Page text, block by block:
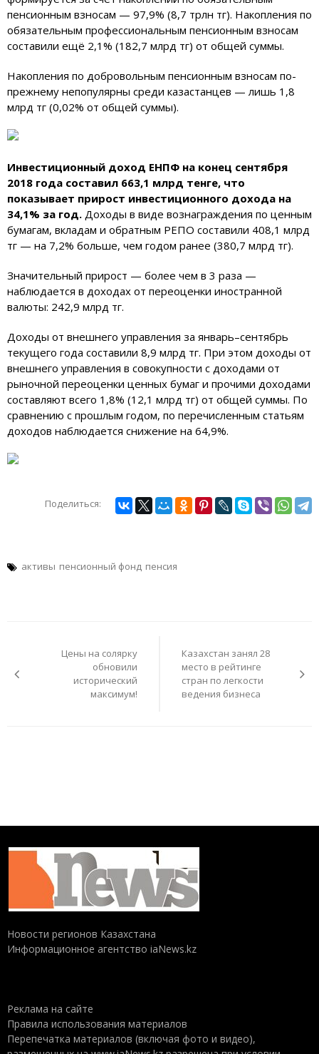
пенсионным взносам — 97,9% (8,7 трлн тг). Накопления по
обязательным профессиональным пенсионным взносам
составили ещё 2,1% (182,7 млрд тг) от общей суммы.
Накопления по добровольным пенсионным взносам по-
прежнему непопулярны среди казастанцев — лишь 1,8
млрд тг (0,02% от общей суммы).
Инвестиционный доход ЕНПФ на конец сентября
2018 года составил 663,1 млрд тенге, что
показывает прирост инвестиционного дохода на
34,1% за год. Доходы в виде вознаграждения по ценным
бумагам, вкладам и обратным РЕПО составили 408,1 млрд
тг — на 7,2% больше, чем годом ранее (380,7 млрд тг).
Значительный прирост — более чем в 3 раза —
наблюдается в доходах от переоценки иностранной
валюты: 242,9 млрд тг.
Доходы от внешнего управления за январь–сентябрь
текущего года составили 8,9 млрд тг. При этом доходы от
внешнего управления в совокупности с доходами от
рыночной переоценки ценных бумаг и прочими доходами
составляют всего 1,8% (12,1 млрд тг) от общей суммы. По
сравнению с прошлым годом, по перечисленным статьям
доходов наблюдается снижение на 64,9%.
Поделиться:
активы пенсионный фонд пенсия
Цены на солярку
обновили
исторический
максимум!
Казахстан занял 28
место в рейтинге
стран по легкости
ведения бизнеса
Новости регионов Казахстана
Информационное агентство iaNews.kz
Реклама на сайте
Правила использования материалов
Перепечатка материалов (включая фото и видео),